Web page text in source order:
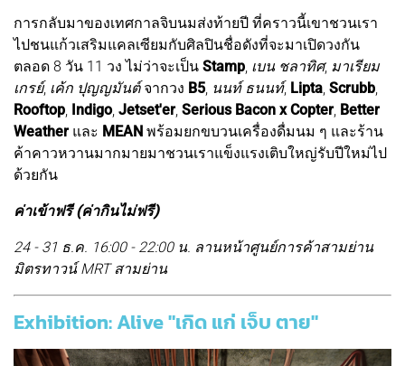
การกลับมาของเทศกาลจิบนมส่งท้ายปี ที่คราวนี้เขาชวนเรา
ไปชนแก้วเสริมแคลเซียมกับศิลปินชื่อดังที่จะมาเปิดวงกัน
ตลอด 8 วัน 11 วง ไม่ว่าจะเป็น Stamp, เบน ชลาทิศ, มาเรียม
เกรย์, เค้ก ปุญญมันต์จากวง B5, นนท์ ธนนท์, Lipta, Scrubb,
Rooftop, Indigo, Jetset'er, Serious Bacon x Copter, Better
Weather และ MEAN พร้อมยกขบวนเครื่องดื่มนม ๆ และร้าน
ค้าคาวหวานมากมายมาชวนเราแข็งแรงเติบใหญ่รับปีใหม่ไป
ด้วยกัน
ค่าเข้าฟรี (ค่ากินไม่ฟรี)
24 - 31 ธ.ค. 16:00 - 22:00 น. ลานหน้าศูนย์การค้าสามย่าน
มิตรทาวน์ MRT สามย่าน
Exhibition: Alive "เกิด แก่ เจ็บ ตาย"